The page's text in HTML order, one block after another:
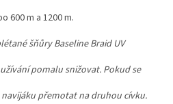
600 m a 1200 m.
šňůry Baseline Braid UV
užívánípomalu snižovat. Pokud se
navijákupřemotat na druhou cívku.